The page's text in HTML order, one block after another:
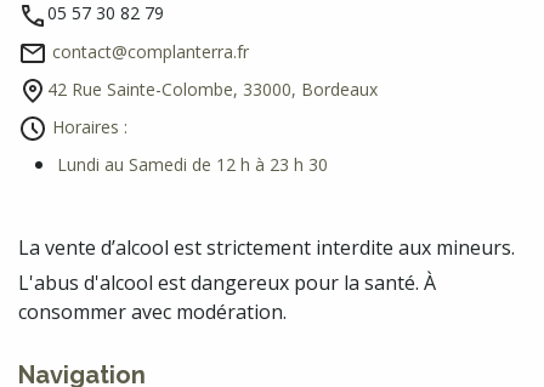
05 57 30 82 79
contact@complanterra.fr
42 Rue Sainte-Colombe, 33000, Bordeaux
Horaires :
Lundi au Samedi de 12 h à 23 h 30
La vente d’alcool est strictement interdite aux mineurs.
L'abus d'alcool est dangereux pour la santé. À
consommer avec modération.
Navigation